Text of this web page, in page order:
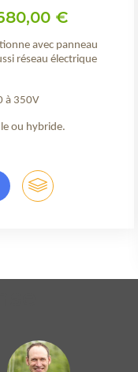
€
avec panneau
réseau électrique
à 350V
ou hybride.